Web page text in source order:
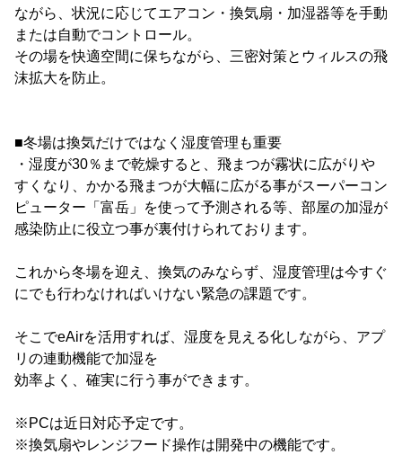
ながら、状況に応じてエアコン・換気扇・加湿器等を手動
または自動でコントロール。
その場を快適空間に保ちながら、三密対策とウィルスの飛
沫拡大を防止。
■冬場は換気だけではなく湿度管理も重要
・湿度が30％まで乾燥すると、飛まつが霧状に広がりや
すくなり、かかる飛まつが大幅に広がる事がスーパーコン
ピューター「富岳」を使って予測される等、部屋の加湿が
感染防止に役立つ事が裏付けられております。
これから冬場を迎え、換気のみならず、湿度管理は今すぐ
にでも行わなければいけない緊急の課題です。
そこでeAirを活用すれば、湿度を見える化しながら、アプ
リの連動機能で加湿を
効率よく、確実に行う事ができます。
※PCは近日対応予定です。
※換気扇やレンジフード操作は開発中の機能です。